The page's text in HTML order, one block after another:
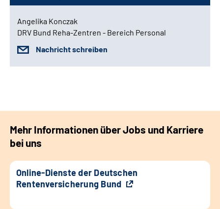
Angelika Konczak
DRV Bund Reha-Zentren - Bereich Personal
Nachricht schreiben
Mehr Informationen über Jobs und Karriere
bei uns
Online-Dienste der Deutschen
Rentenversicherung Bund